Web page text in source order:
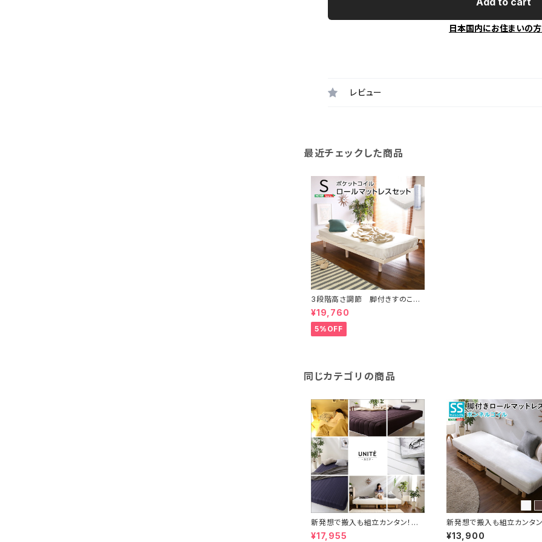
日本国内にお住まいの
レビュー
最近チェックした商品
3段階高さ調節 脚付きすのこベ
ッド(シングル) 【Lilitta-リリッタ-】
(ポケットコイルロールマットレス
付き) シングル
¥19,760
5%OFF
同じカテゴリの商品
新発想で搬入も組立カンタン！や
わらかな寝心地 脚付きロールマッ
¥17,955
新発想で搬入も組立カンタン
どよい弾力 脚付きロールマッ
¥13,900